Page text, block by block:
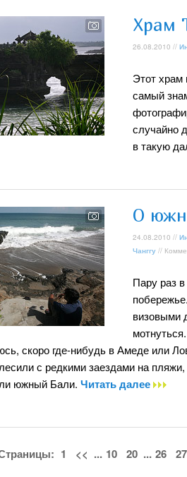
Храм
26.08.2010 //
Этот храм
самый
случайно
в такую
О
24.08.2010 //
Чанггу //
Пару раз
визовыми
скоро где-нибудь в Амеде или
с редкими заездами на
южный Бали. Читать далее
1 << ... 10 20 ... 26 27